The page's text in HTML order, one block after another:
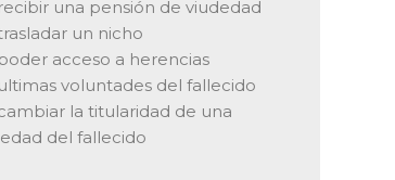
una pensión de viudedad
un nicho
acceso a herencias
voluntades del fallecido
la titularidad de una
del fallecido